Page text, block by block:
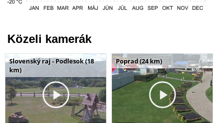
Közeli kamerák
Slovenský raj - Podlesok (18
km)
Poprad (24 km)